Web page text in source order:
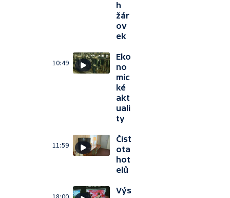
h
žár
ov
ek
10:49
Eko
no
mic
ké
akt
uali
ty
11:59
Čist
ota
hot
elů
Výs